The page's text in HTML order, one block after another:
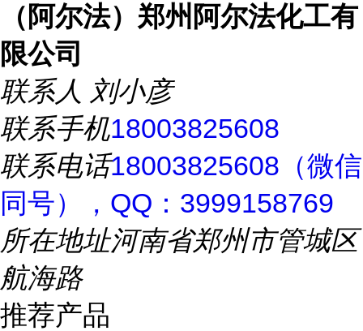
（阿尔法）郑州阿尔法化工有
限公司
联系人 刘小彦
联系手机18003825608
联系电话18003825608（微信
同号），QQ：3999158769
所在地址河南省郑州市管城区
航海路
推荐产品